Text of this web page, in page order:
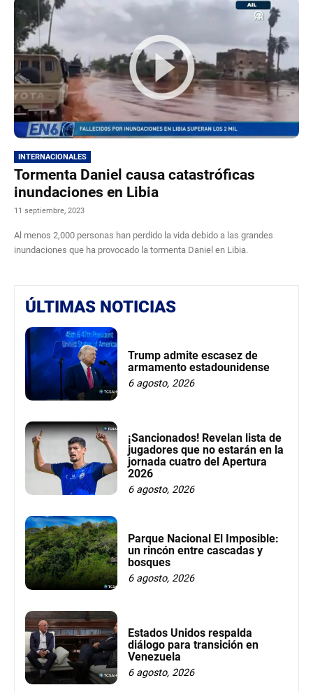
INTERNACIONALES
Tormenta Daniel causa catastróficas
inundaciones en Libia
11 septiembre, 2023
Al menos 2,000 personas han perdido la vida debido a las grandes
inundaciones que ha provocado la tormenta Daniel en Libia.
ÚLTIMAS NOTICIAS
Trump admite escasez de
armamento estadounidense
6 agosto, 2026
¡Sancionados! Revelan lista de
jugadores que no estarán en la
jornada cuatro del Apertura
2026
6 agosto, 2026
Parque Nacional El Imposible:
un rincón entre cascadas y
bosques
6 agosto, 2026
Estados Unidos respalda
diálogo para transición en
Venezuela
6 agosto, 2026